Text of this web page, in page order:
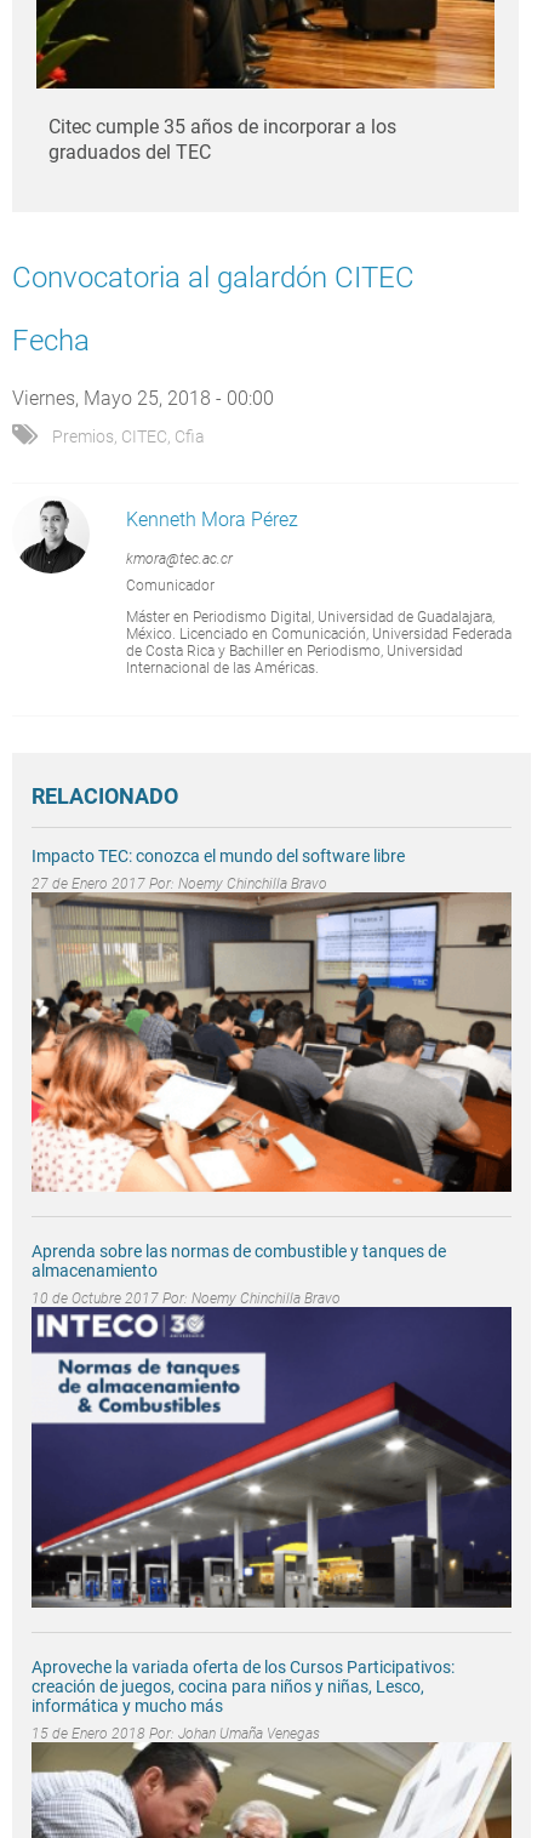
Citec cumple 35 años de incorporar a los
graduados del TEC
Convocatoria al galardón CITEC
Fecha
Viernes, Mayo 25, 2018 - 00:00
Premios CITEC Cfia
Kenneth Mora Pérez
kmora@tec.ac.cr
Comunicador
Máster en Periodismo Digital, Universidad de Guadalajara,
México. Licenciado en Comunicación, Universidad Federada
de Costa Rica y Bachiller en Periodismo, Universidad
Internacional de las Américas.
RELACIONADO
Impacto TEC: conozca el mundo del software libre
27 de Enero 2017 Por: Noemy Chinchilla Bravo
Aprenda sobre las normas de combustible y tanques de
almacenamiento
10 de Octubre 2017 Por: Noemy Chinchilla Bravo
Aproveche la variada oferta de los Cursos Participativos:
creación de juegos, cocina para niños y niñas, Lesco,
informática y mucho más
15 de Enero 2018 Por: Johan Umaña Venegas